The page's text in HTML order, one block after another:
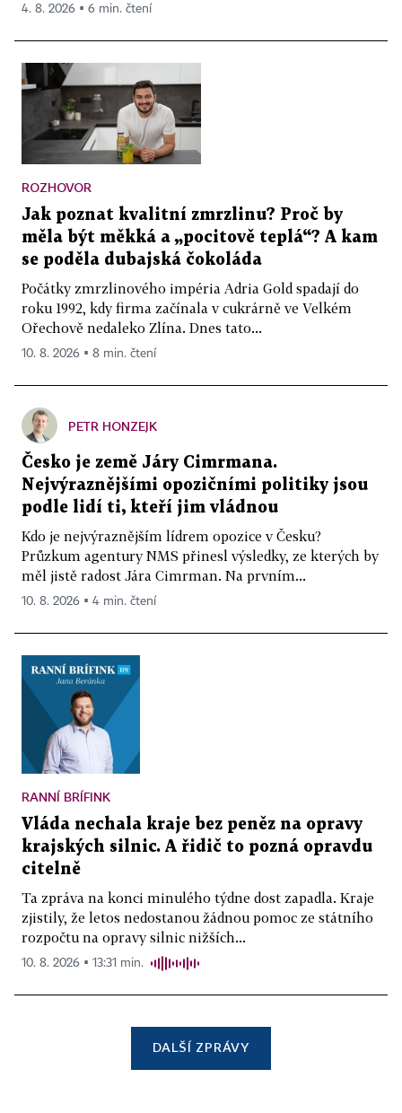
4. 8. 2026 ▪ 6 min. čtení
ROZHOVOR
Jak poznat kvalitní zmrzlinu? Proč by
měla být měkká a „pocitově teplá“? A kam
se poděla dubajská čokoláda
Počátky zmrzlinového impéria Adria Gold spadají do
roku 1992, kdy firma začínala v cukrárně ve Velkém
Ořechově nedaleko Zlína. Dnes tato...
10. 8. 2026 ▪ 8 min. čtení
PETR HONZEJK
Česko je země Járy Cimrmana.
Nejvýraznějšími opozičními politiky jsou
podle lidí ti, kteří jim vládnou
Kdo je nejvýraznějším lídrem opozice v Česku?
Průzkum agentury NMS přinesl výsledky, ze kterých by
měl jistě radost Jára Cimrman. Na prvním...
10. 8. 2026 ▪ 4 min. čtení
RANNÍ BRÍFINK
Vláda nechala kraje bez peněz na opravy
krajských silnic. A řidič to pozná opravdu
citelně
Ta zpráva na konci minulého týdne dost zapadla. Kraje
zjistily, že letos nedostanou žádnou pomoc ze státního
rozpočtu na opravy silnic nižších...
10. 8. 2026 ▪ 13:31 min.
DALŠÍ ZPRÁVY